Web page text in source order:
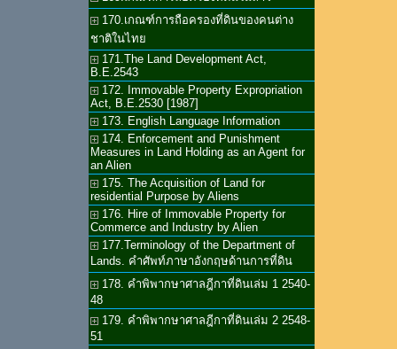
170.เกณฑ์การถือครองที่ดินของคนต่าง
ชาติในไทย
171.The Land Development Act,
B.E.2543
172. Immovable Property Expropriation
Act, B.E.2530 [1987]
173. English Language Information
174. Enforcement and Punishment
Measures in Land Holding as an Agent for
an Alien
175. The Acquisition of Land for
residential Purpose by Aliens
176. Hire of Immovable Property for
Commerce and Industry by Alien
177.Terminology of the Department of
Lands. คำศัพท์ภาษาอังกฤษด้านการที่ดิน
178. คำพิพากษาศาลฎีกาที่ดินเล่ม 1 2540-
48
179. คำพิพากษาศาลฎีกาที่ดินเล่ม 2 2548-
51